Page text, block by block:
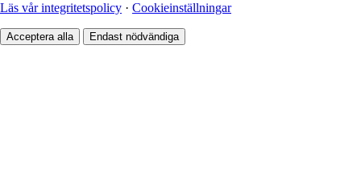
Läs vår integritetspolicy · Cookieinställningar
Acceptera alla Endast nödvändiga